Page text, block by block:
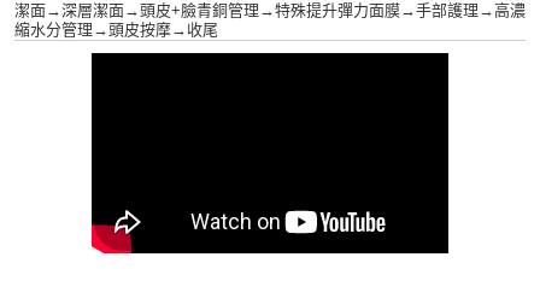
潔面→深層潔面→頭皮+臉青銅管理→特殊提升彈力面膜→手部護理→高濃
縮水分管理→頭皮按摩→收尾